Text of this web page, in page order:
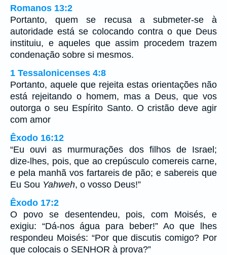
Romanos 13:2
Portanto, quem se recusa a submeter-se à
autoridade está se colocando contra o que Deus
instituiu, e aqueles que assim procedem trazem
condenação sobre si mesmos.
1 Tessalonicenses 4:8
Portanto, aquele que rejeita estas orientações não
está rejeitando o homem, mas a Deus, que vos
outorga o seu Espírito Santo. O cristão deve agir
com amor
Êxodo 16:12
“Eu ouvi as murmurações dos filhos de Israel;
dize-lhes, pois, que ao crepúsculo comereis carne,
e pela manhã vos fartareis de pão; e sabereis que
Eu Sou Yahweh, o vosso Deus!”
Êxodo 17:2
O povo se desentendeu, pois, com Moisés, e
exigiu: “Dá-nos água para beber!” Ao que lhes
respondeu Moisés: “Por que discutis comigo? Por
que colocais o SENHOR à prova?”